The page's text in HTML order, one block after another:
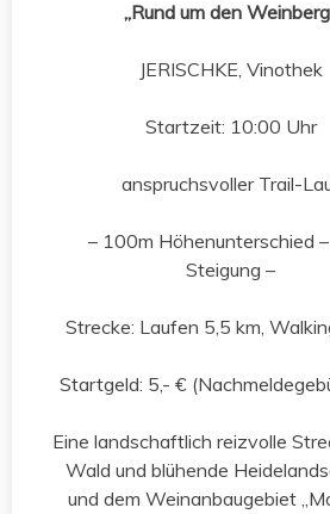
„Rund um den
JERISCHKE, Vinothek
Startzeit: 10:00 Uhr
anspruchsvoller Trail-
– 100m Höhenunterschied
Steigung –
Strecke: Laufen 5,5 km,
Startgeld: 5,- €
Eine landschaftlich reizvolle
Wald und blühende
und dem Weinanbaugebiet